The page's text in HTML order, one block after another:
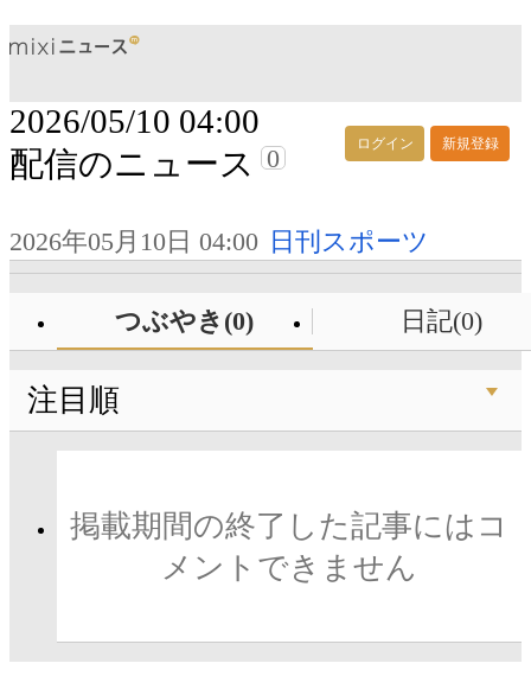
ログイン 新規登録
2026/05/10 04:00
配信のニュース
0
2026年05月10日 04:00 日刊スポーツ
つぶやき(0) 日記(0)
注目順
掲載期間の終了した記事にはコ
メントできません